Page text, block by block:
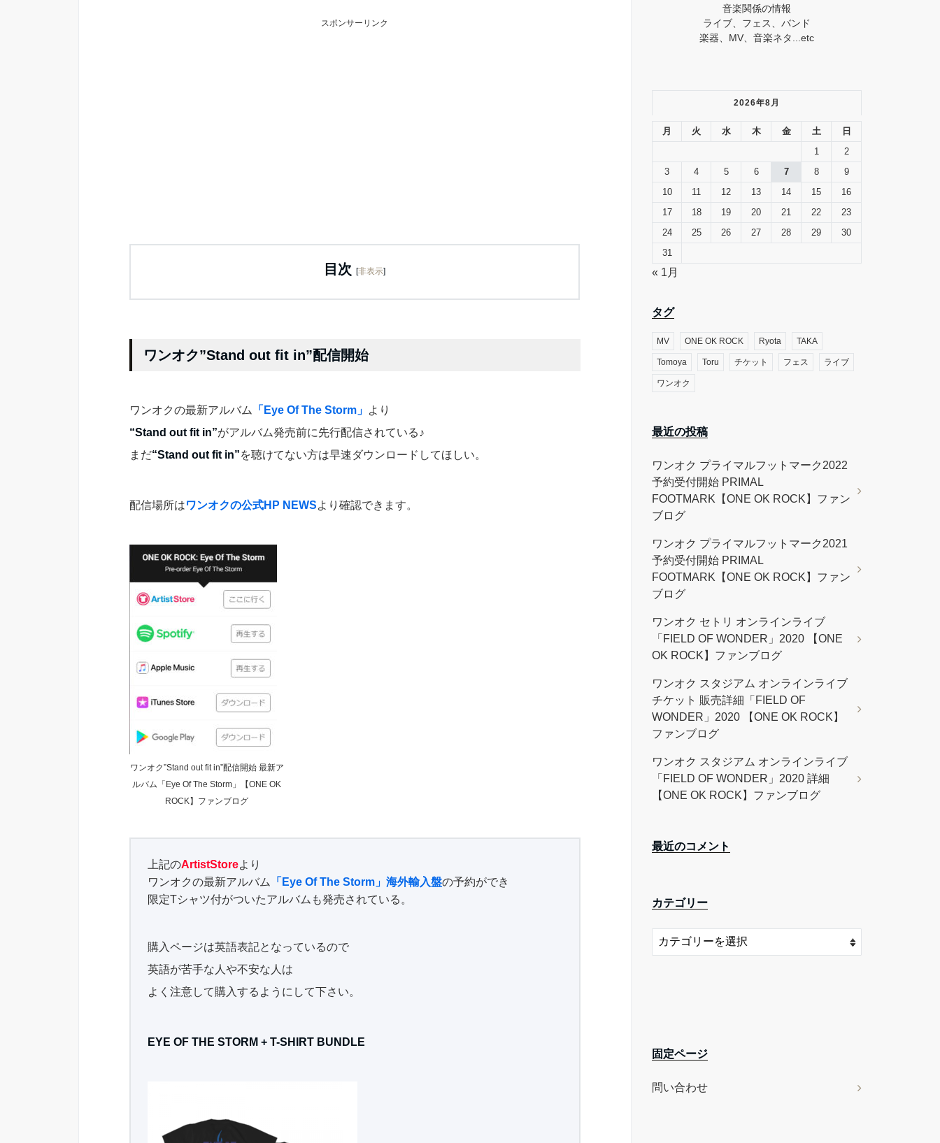
スポンサーリンク
目次 [非表示]
ワンオク”Stand out fit in”配信開始
ワンオクの最新アルバム 「Eye Of The Storm」 より
“Stand out fit in”がアルバム発売前に先行配信されている♪
まだ“Stand out fit in”を聴けてない方は早速ダウンロードしてほしい。
配信場所はワンオクの公式HP NEWSより確認できます。
ワンオク”Stand out fit in”配信開始 最新ア
ルバム「Eye Of The Storm」【ONE OK
ROCK】ファンブログ
上記のArtistStoreより
ワンオクの最新アルバム
「Eye Of The Storm」海外輸入盤の予約ができ
限定Tシャツ付がついたアルバムも発売されている。
購入ページは英語表記となっているので
英語が苦手な人や不安な人は
よく注意して購入するようにして下さい。
EYE OF THE STORM + T-SHIRT BUNDLE
音楽関係の情報
ライブ、フェス、バンド
楽器、MV、音楽ネタ...etc
2026年8月
月 火 水 木 金 土
日
1
2
3
4 5 6 7 8
9
10
11 12 13 14 15
16
17
18 19 20 21 22
23
24
25 26 27 28 29
30
31
« 1月
タグ
MV ONE OK ROCK Ryota TAKA
Tomoya Toru チケット フェス ライブ
ワンオク
最近の投稿
ワンオク プライマルフットマーク2022
予約受付開始 PRIMAL
FOOTMARK【ONE OK ROCK】ファン
ブログ
ワンオク プライマルフットマーク2021
予約受付開始 PRIMAL
FOOTMARK【ONE OK ROCK】ファン
ブログ
ワンオク セトリ オンラインライブ
「FIELD OF WONDER」2020 【ONE
OK ROCK】ファンブログ
ワンオク スタジアム オンラインライブ
チケット 販売詳細「FIELD OF
WONDER」2020 【ONE OK ROCK】
ファンブログ
ワンオク スタジアム オンラインライブ
「FIELD OF WONDER」2020 詳細
【ONE OK ROCK】ファンブログ
最近のコメント
カテゴリー
固定ページ
問い合わせ